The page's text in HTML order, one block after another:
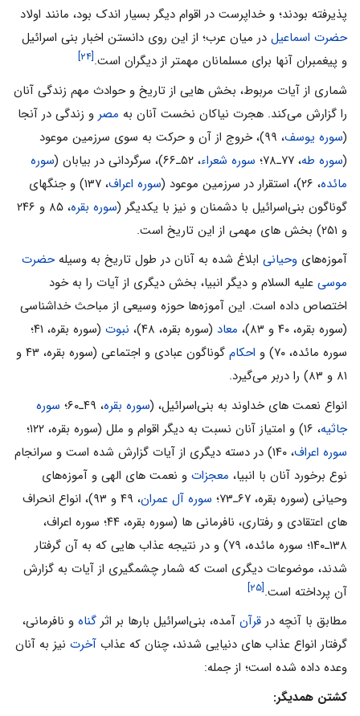
پذیرفته بودند؛ و خداپرست در اقوام دیگر بسیار اندک بود، مانند اولاد
حضرت اسماعیل در میان عرب؛ از این روی دانستن اخبار بنی اسرائیل
و پیغمبران آنها برای مسلمانان مهمتر از دیگران است.[۲۴]
شمارى از آیات مربوط، بخش هایى از تاریخ و حوادث مهم زندگى‌‌ آنان
را گزارش مى‌‌کند. هجرت نیاکان نخست آنان به مصر و زندگى در آنجا
(سوره یوسف
، ۹۹)، خروج از آن و حرکت به سوى‌‌ سرزمین موعود
(سوره طه، ۷۷ـ۷۸؛ سوره شعراء، ۵۲ـ۶۶)، سرگردانى در بیابان (
سوره
مائده، ۲۶)، استقرار در سرزمین موعود ( سوره اعراف
، ۱۳۷) و جنگهاى
گوناگون بنى‌‌اسرائیل با دشمنان و نیز با یکدیگر (سوره بقره
،‌‌ ۸۵ و ۲۴۶
و ۲۵۱) بخش هاى مهمى از این تاریخ است.
آموزه‌‌هاى وحیانى ابلاغ شده به آنان در طول تاریخ به وسیلهحضرت
موسى علیه السلام و دیگر انبیا، بخش دیگرى از آیات را به خود
اختصاص داده است. این آموزه‌‌ها حوزه وسیعى از مباحث خداشناسى
(سوره بقره، ۴۰ و ۸۳)،
معاد (سوره بقره، ۴۸)، نبوت
(سوره بقره، ۴۱؛
سوره مائده، ۷۰) و
احکام
گوناگون عبادى و اجتماعى (سوره بقره، ۴۳ و
۸۱ و ۸۳) را دربر مى‌‌گیرد.
انواع نعمت هاى خداوند به بنى‌‌اسرائیل، (سوره بقره، ۴۹ـ۶۰؛
سوره
جاثیه، ۱۶) و امتیاز آنان نسبت به دیگر اقوام و ملل (سوره بقره، ۱۲۲؛
سوره اعراف
، ۱۴۰) در دسته دیگرى از آیات گزارش شده است و سرانجام
نوع برخورد آنان با انبیا، معجزات و نعمت هاى الهى و آموزه‌‌هاى
وحیانى (سوره بقره، ۶۷ـ۷۳؛
سوره آل عمران
، ۴۹ و ۹۳)، انواع انحراف
هاى اعتقادى و رفتارى، نافرمانی ها (سوره بقره، ۴۴؛ سوره اعراف،
۱۳۸ـ۱۴۰؛ سوره مائده، ۷۹) و در نتیجه عذاب هایى که به آن گرفتار
شدند، موضوعات دیگرى است که شمار چشمگیرى از آیات به گزارش
آن پرداخته است.[۲۵]
مطابق با آنچه در قرآن آمده، بنى‌‌اسرائیل بارها بر‌‌ اثر گناه و نافرمانى،
گرفتار انواع عذاب هاى دنیایى شدند، چنان‌‌ که عذاب آخرت نیز به آنان
وعده داده شده است؛ از جمله:
کشتن همدیگر: